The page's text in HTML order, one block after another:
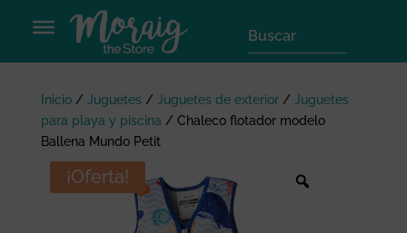
Inicio/ Juguetes / Juguetes de exterior/ Juguetes
para playa y piscina / Chaleco flotador modelo
Ballena Mundo Petit
¡Oferta!